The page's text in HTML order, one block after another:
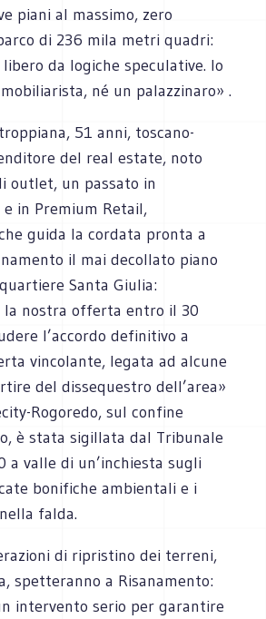
piani al massimo, zero
di 236 mila metri quadri:
da logiche speculative. Io
né un palazzinaro» .
51 anni, toscano-
del real estate, noto
outlet, un passato in
in Premium Retail,
guida la cordata pronta a
il mai decollato piano
Santa Giulia:
la nostra offerta entro il 30
l’accordo definitivo a
vincolante, legata ad alcune
del dissequestro dell’area»
Rogoredo, sul confine
è stata sigillata dal Tribunale
a valle di un’inchiesta sugli
bonifiche ambientali e i
falda.
di ripristino dei terreni,
spetteranno a Risanamento:
intervento serio per garantire